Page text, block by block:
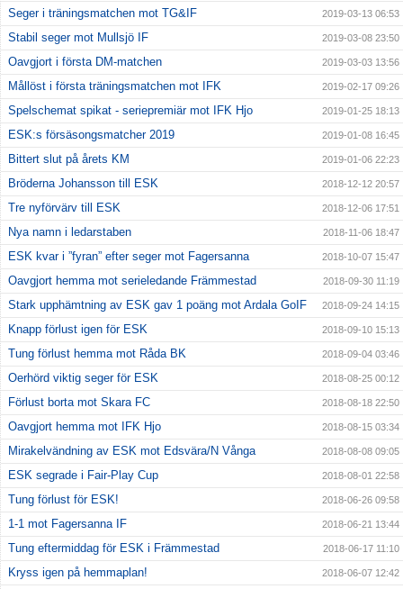
Seger i träningsmatchen mot TG&IF 2019-03-13 06:53
Stabil seger mot Mullsjö IF 2019-03-08 23:50
Oavgjort i första DM-matchen 2019-03-03 13:56
Mållöst i första träningsmatchen mot IFK 2019-02-17 09:26
Spelschemat spikat - seriepremiär mot IFK Hjo 2019-01-25 18:13
ESK:s försäsongsmatcher 2019 2019-01-08 16:45
Bittert slut på årets KM 2019-01-06 22:23
Bröderna Johansson till ESK 2018-12-12 20:57
Tre nyförvärv till ESK 2018-12-06 17:51
Nya namn i ledarstaben 2018-11-06 18:47
ESK kvar i ”fyran” efter seger mot Fagersanna 2018-10-07 15:47
Oavgjort hemma mot serieledande Främmestad 2018-09-30 11:19
Stark upphämtning av ESK gav 1 poäng mot Ardala GoIF 2018-09-24 14:15
Knapp förlust igen för ESK 2018-09-10 15:13
Tung förlust hemma mot Råda BK 2018-09-04 03:46
Oerhörd viktig seger för ESK 2018-08-25 00:12
Förlust borta mot Skara FC 2018-08-18 22:50
Oavgjort hemma mot IFK Hjo 2018-08-15 03:34
Mirakelvändning av ESK mot Edsvära/N Vånga 2018-08-08 09:05
ESK segrade i Fair-Play Cup 2018-08-01 22:58
Tung förlust för ESK! 2018-06-26 09:58
1-1 mot Fagersanna IF 2018-06-21 13:44
Tung eftermiddag för ESK i Främmestad 2018-06-17 11:10
Kryss igen på hemmaplan! 2018-06-07 12:42